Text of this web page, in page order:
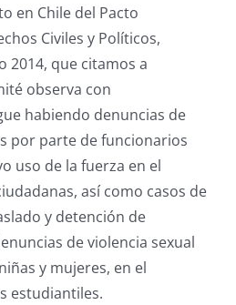
en Chile del Pacto
Civiles y Políticos,
2014, que citamos a
observa con
habiendo denuncias de
por parte de funcionarios
uso de la fuerza en el
así como casos de
y detención de
de violencia sexual
y mujeres, en el
estudiantiles.